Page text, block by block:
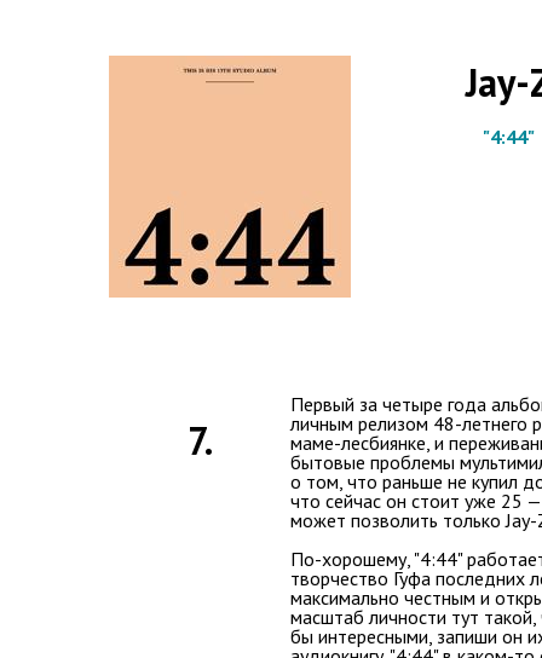
Jay-
"4:44"
7.
Первый за четыре года
личным релизом 48-летнего
маме-лесбиянке, и
бытовые проблемы
о том, что раньше не купил
что сейчас он стоит уже 25
может позволить только Jay-
По-хорошему, "4:44"
творчество Гуфа последних
максимально честным и
масштаб личности тут
бы интересными, запиши он